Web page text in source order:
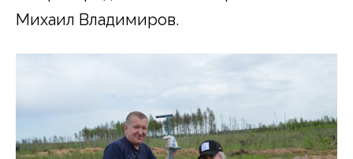
Михаил Владимиров.